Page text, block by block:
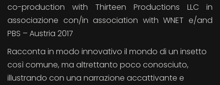
co-production with Thirteen Productions LLC in
associazione con/in association with WNET e/and
PBS – Austria 2017
Racconta in modo innovativo il mondo di un insetto
così comune, ma altrettanto poco conosciuto,
illustrando con una narrazione accattivante e